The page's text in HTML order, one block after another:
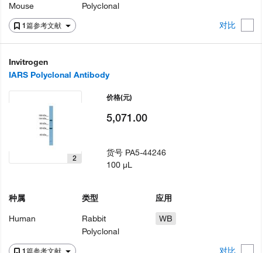
1篇参考文献 对比
Mouse
Polyclonal
Invitrogen
IARS Polyclonal Antibody
1篇参考文献 对比
2
种属
Human
类型
Rabbit
Polyclonal
应用
WB
价格(元)
5,071.00
货号 PA5-44246
100 µL